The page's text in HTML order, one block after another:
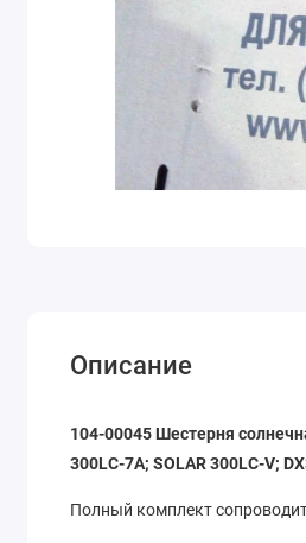
Описание
104-00045 Шестерня
300LC-7A; SOLAR 300LC-V;
Полный комплект